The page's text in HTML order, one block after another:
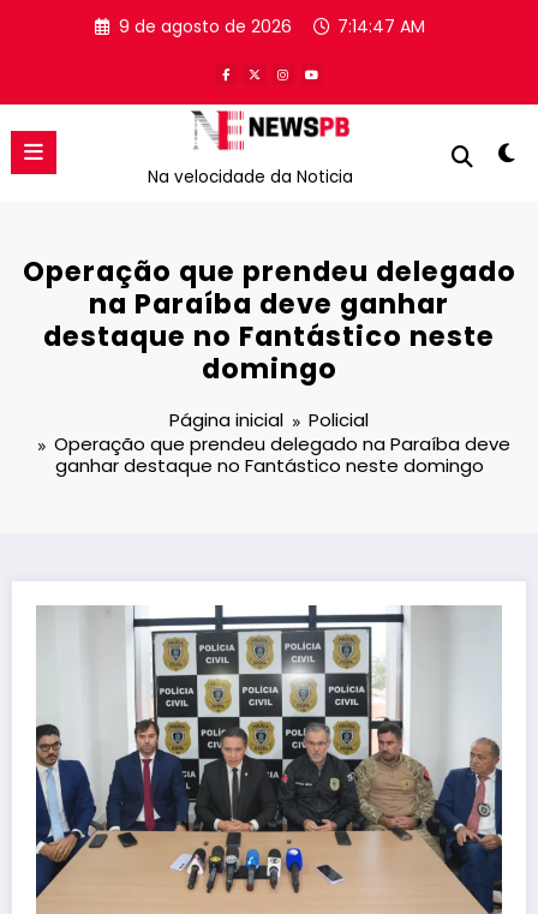
9 de agosto de 2026 7:14:47 AM
Na velocidade da Noticia
Operação que prendeu delegado
na Paraíba deve ganhar
destaque no Fantástico neste
domingo
Página inicial
Policial
Operação que prendeu delegado na Paraíba deve
ganhar destaque no Fantástico neste domingo